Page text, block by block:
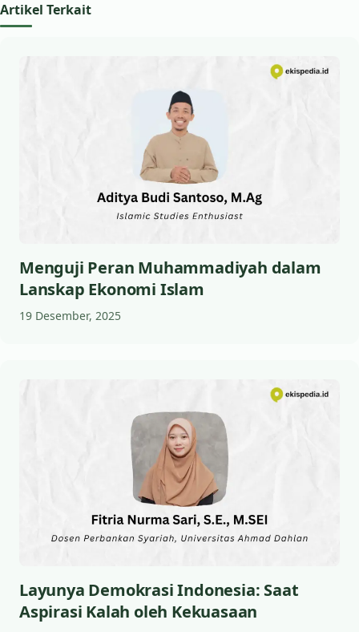
Artikel Terkait
Menguji Peran Muhammadiyah dalam
Lanskap Ekonomi Islam
19 Desember, 2025
Layunya Demokrasi Indonesia: Saat
Aspirasi Kalah oleh Kekuasaan